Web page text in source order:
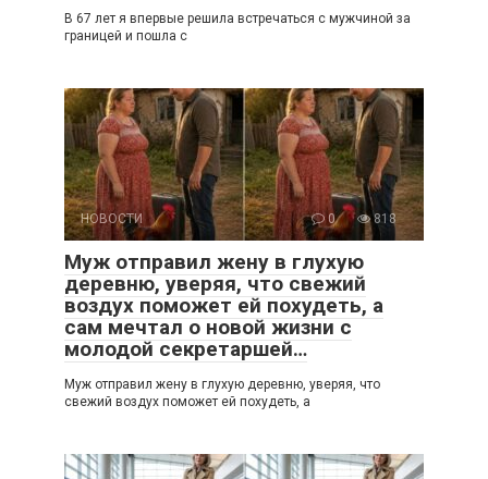
В 67 лет я впервые решила встречаться с мужчиной за
границей и пошла с
НОВОСТИ 0 818
Муж отправил жену в глухую
деревню, уверяя, что свежий
воздух поможет ей похудеть, а
сам мечтал о новой жизни с
молодой секретаршей…
Муж отправил жену в глухую деревню, уверяя, что
свежий воздух поможет ей похудеть, а